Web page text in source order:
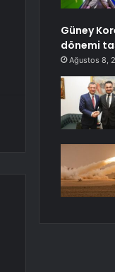
Güney
dönemi
Ağustos 8,